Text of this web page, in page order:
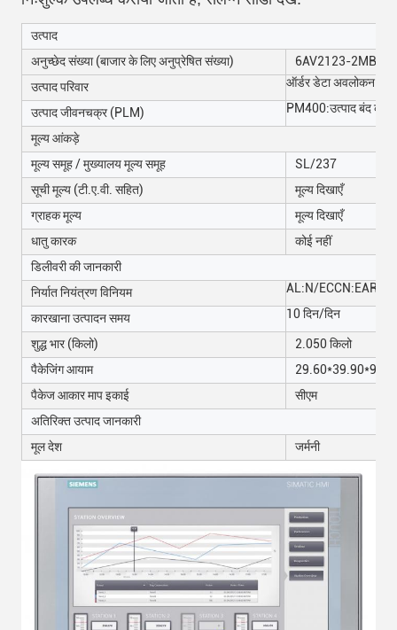
उत्पाद
अनुच्छेद संख्या (बाजार के लिए अनुप्रेषित संख्या)
6AV2123-
उत्पाद परिवार
ऑर्डर डेटा अवलोकन
उत्पाद जीवनचक्र (PLM) PM400:उत्पाद बंद करना
मूल्य आंकड़े
मूल्य समूह / मुख्यालय मूल्य समूह
SL/237
सूची मूल्य (टी.ए.वी. सहित)
मूल्य दिखाएँ
ग्राहक मूल्य
मूल्य दिखाएँ
धातु कारक
कोई नहीं
डिलीवरी की जानकारी
निर्यात नियंत्रण विनियम
AL:N/
कारखाना उत्पादन समय 10 दिन/दिन
शुद्ध भार (किलो)
2.050 किलो
पैकेजिंग आयाम
29.60*39.90*930
पैकेज आकार माप इकाई
सीएम
अतिरिक्त उत्पाद जानकारी
मूल देश
जर्मनी